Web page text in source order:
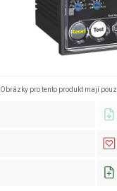
Obrázky pro tento produkt mají